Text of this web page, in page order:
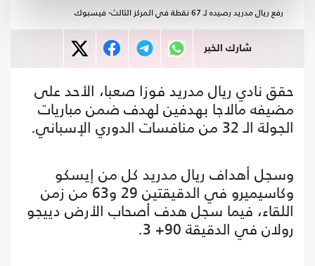
رفع ريال مدريد رصيده لـ 67 نقطة في المركز الثالث- فيسبوك
شارك الخبر
حقق نادي ريال مدريد فوزا صعبا، الأحد على
مضيفه مالاجا بهدفين لهدف ضمن مباريات
الجولة الـ 32 من منافسات الدوري الإسباني.
وسجل أهداف ريال مدريد كل من إيسكو
وكاسيميرو في الدقيقتين 29 و63 من زمن
اللقاء، فيما سجل هدف أصحاب الأرض دييجو
رولان في الدقيقة 90+ 3.